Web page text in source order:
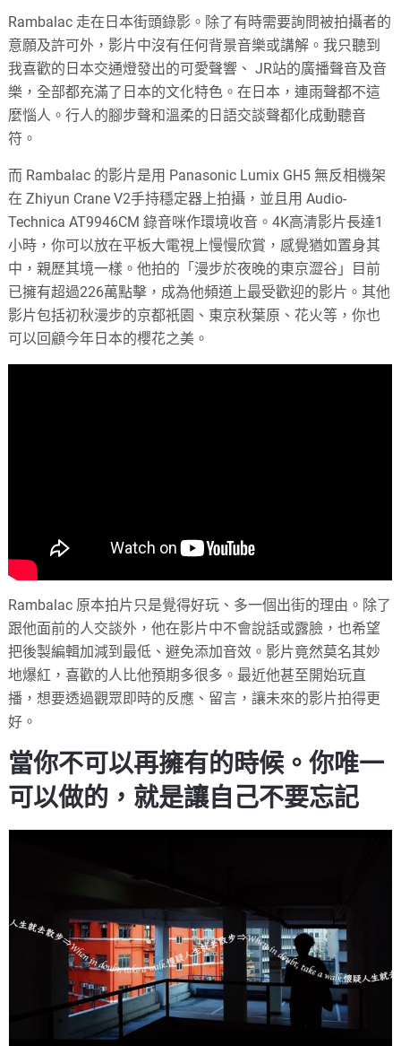
Rambalac 走在日本街頭錄影。除了有時需要詢問被拍攝者的
意願及許可外，影片中沒有任何背景音樂或講解。我只聽到
我喜歡的日本交通燈發出的可愛聲響、 JR站的廣播聲音及音
樂，全部都充滿了日本的文化特色。在日本，連雨聲都不這
麼惱人。行人的腳步聲和溫柔的日語交談聲都化成動聽音
符。
而 Rambalac 的影片是用 Panasonic Lumix GH5 無反相機架
在 Zhiyun Crane V2手持穩定器上拍攝，並且用 Audio-
Technica AT9946CM 錄音咪作環境收音。4K高清影片長達1
小時，你可以放在平板大電視上慢慢欣賞，感覺猶如置身其
中，親歷其境一樣。他拍的「漫步於夜晚的東京澀谷」目前
已擁有超過226萬點擊，成為他頻道上最受歡迎的影片。其他
影片包括初秋漫步的京都衹園、東京秋葉原、花火等，你也
可以回顧今年日本的櫻花之美。
Rambalac 原本拍片只是覺得好玩、多一個出街的理由。除了
跟他面前的人交談外，他在影片中不會說話或露臉，也希望
把後製編輯加減到最低、避免添加音效。影片竟然莫名其妙
地爆紅，喜歡的人比他預期多很多。最近他甚至開始玩直
播，想要透過觀眾即時的反應、留言，讓未來的影片拍得更
好。
當你不可以再擁有的時候。你唯一
可以做的，就是讓自己不要忘記